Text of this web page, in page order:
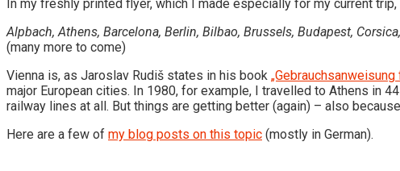
In my freshly printed flyer, which I made especially for my current
Alpbach, Athens, Barcelona, Berlin, Bilbao, Brussels, Budapest,
(many more to come)
Vienna is, as Jaroslav Rudiš states in his book
major European cities. In 1980, for example, I travelled to Athens in
railway lines at all. But things are getting better (again) – also
Here are a few of my blog posts on this topic (mostly in German).